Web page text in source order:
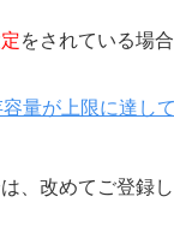
をされている場
量が上限に達し
、改めてご登録